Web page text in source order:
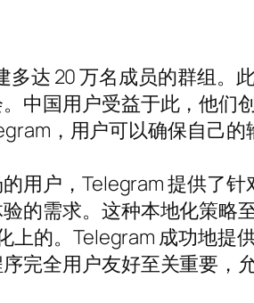
达 20 万名成员的群组。
中国用户受益于此，他
，用户可以确保自己的
用户，Telegram 提供了
的需求。这种本地化策
的。Telegram 成功地提
完全用户友好至关重要，